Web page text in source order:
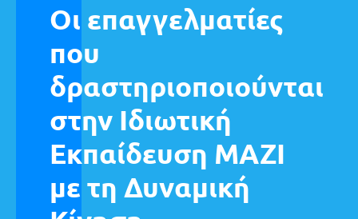
Οι επαγγελματίες
που
δραστηριοποιούνται
στην Ιδιωτική
Εκπαίδευση ΜΑΖΙ
με τη Δυναμική